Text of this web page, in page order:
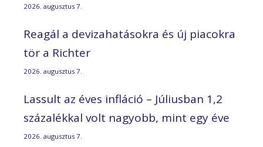
2026. augusztus 7.
Reagál a devizahatásokra és új piacokra
tör a Richter
2026. augusztus 7.
Lassult az éves infláció – Júliusban 1,2
százalékkal volt nagyobb, mint egy éve
2026. augusztus 7.